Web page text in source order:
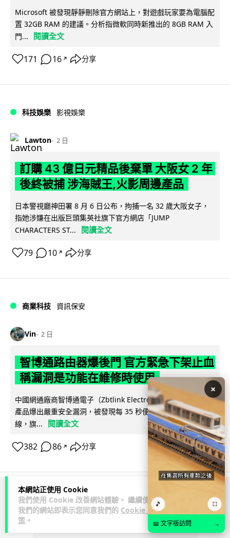
本網站正使用 Cookie
我們使用 Cookie 改善網站體驗。 繼續使用
我們的網站即表示您同意我們的 Cookie 政
策 。
Microsoft 被發現靜靜刪除官方網站上，對遊戲玩家要為電腦配
置 32GB RAM 的建議。分析指微軟同時新推出的 8GB RAM 入
門...
閱讀全文
171 16 ↗ 分享
科技娛樂 影視娛樂
Lawton 2 日
訂購 43 億日元精品後棄單 大阪女 2 年
後終被捕 涉海賊王,火影周邊產品
日本警視廳神田署 8 月 6 日公布，拘捕一名 32 歲大阪女子，
指她涉嫌在出版巨頭集英社旗下官方網店「JUMP
CHARACTERS ST...
閱讀全文
79 10 ↗ 分享
商業科技 資訊保安
Vin 2 日
智博通路由器爆後門 官方緊急下架止血
稱漏洞是功能在維修時使用
中國網通廠商智博通電子（Zbtlink Electronics）旗下的路由器
產品爆出嚴重安全漏洞，被發現每 35 秒便會與中國伺服器連
線，旗...
閱讀全文
382 86 ↗ 分享
ADVERTISEMENT
×
🎵 ⛶
📖 文字版訪問 →